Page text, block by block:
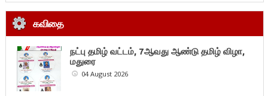
கவிதை
நட்பு தமிழ் வட்டம், 7ஆவது ஆண்டு தமிழ் விழா,
மதுரை
04 August 2026